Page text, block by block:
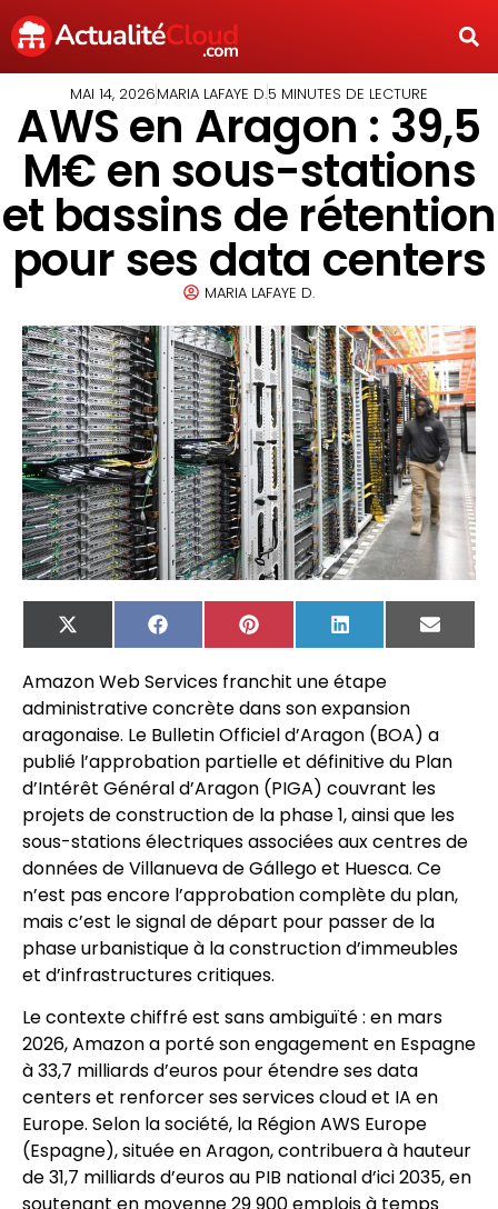
MAI 14, 2026MARIA LAFAYE D.5 MINUTES DE LECTURE
AWS en Aragon : 39,5
M€ en sous-stations
et bassins de rétention
pour ses data centers
MARIA LAFAYE D.
X
(Twitter)
FacebookPinterest LinkedIn
Email
Amazon Web Services franchit une étape
administrative concrète dans son expansion
aragonaise. Le Bulletin Officiel d’Aragon (BOA) a
publié l’approbation partielle et définitive du Plan
d’Intérêt Général d’Aragon (PIGA) couvrant les
projets de construction de la phase 1, ainsi que les
sous-stations électriques associées aux centres de
données de Villanueva de Gállego et Huesca. Ce
n’est pas encore l’approbation complète du plan,
mais c’est le signal de départ pour passer de la
phase urbanistique à la construction d’immeubles
et d’infrastructures critiques.
Le contexte chiffré est sans ambiguïté : en mars
2026, Amazon a porté son engagement en Espagne
à 33,7 milliards d’euros pour étendre ses data
centers et renforcer ses services cloud et IA en
Europe. Selon la société, la Région AWS Europe
(Espagne), située en Aragon, contribuera à hauteur
de 31,7 milliards d’euros au PIB national d’ici 2035, en